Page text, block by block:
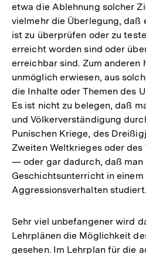
etwa die Ablehnung solcher
vielmehr die Überlegung, daß
ist zu überprüfen oder zu
erreicht worden sind oder
erreichbar sind. Zum anderen
unmöglich erwiesen, aus
die Inhalte oder Themen des
Es ist nicht zu belegen, daß
und Völkerverständigung
Punischen Kriege, des
Zweiten Weltkrieges oder
— oder gar dadurch, daß
Geschichtsunterricht in
Aggressionsverhalten studiert.
Sehr viel unbefangener wird
Lehrplänen die Möglichkeit
gesehen. Im Lehrplan für die